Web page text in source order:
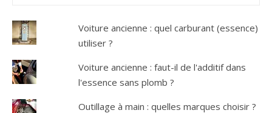
Voiture ancienne : quel carburant (essence)
utiliser ?
Voiture ancienne : faut-il de l'additif dans
l'essence sans plomb ?
Outillage à main : quelles marques choisir ?